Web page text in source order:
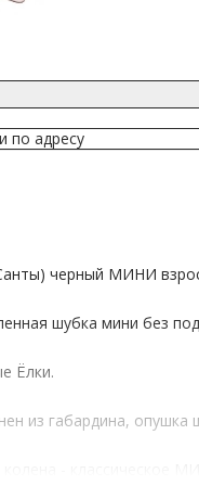
по адресу
черный МИНИ
шубка мини без
Ёлки.
из габардина, опушка